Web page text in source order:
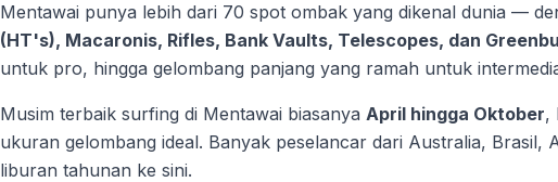
Mentawai punya lebih dari 70 spot ombak yang dikenal dunia —
(HT's), Macaronis, Rifles, Bank Vaults, Telescopes, dan
untuk pro, hingga gelombang panjang yang ramah untuk
Musim terbaik surfing di Mentawai biasanya April hingga Oktober,
ukuran gelombang ideal. Banyak peselancar dari Australia, Brasil,
liburan tahunan ke sini.